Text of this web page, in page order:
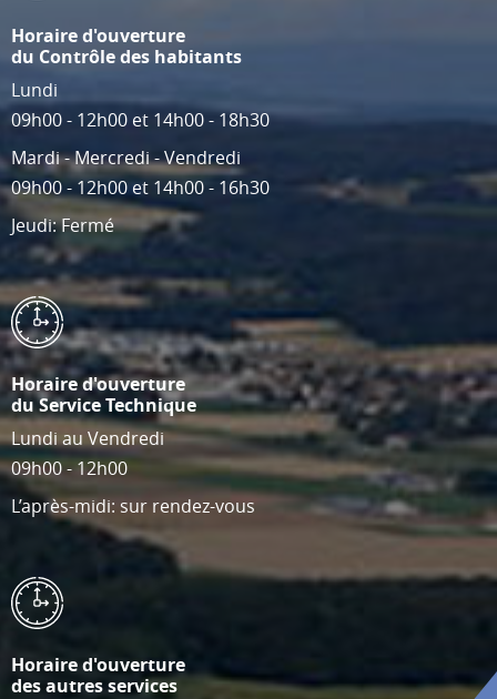
Horaire d'ouverture
du Contrôle des habitants
Lundi
09h00 - 12h00 et 14h00 - 18h30
Mardi - Mercredi - Vendredi
09h00 - 12h00 et 14h00 - 16h30
Jeudi: Fermé
Horaire d'ouverture
du Service Technique
Lundi au Vendredi
09h00 - 12h00
L’après-midi: sur rendez-vous
Horaire d'ouverture
des autres services